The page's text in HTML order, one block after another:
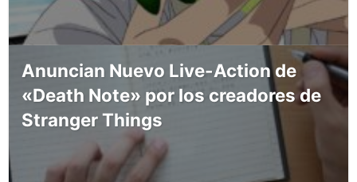
Anuncian Nuevo Live-Action de
«Death Note» por los creadores de
Stranger Things